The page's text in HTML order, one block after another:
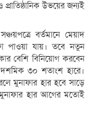
উভয়ের জন্যই
বর্তমানে মেয়াদ
পাওয়া যায়। তবে নতুন
বেশি বিনিয়োগ করবেন
৩০ শতাংশ হারে।
মুনাফার হার হবে সাড়ে
হার আগের মতোই